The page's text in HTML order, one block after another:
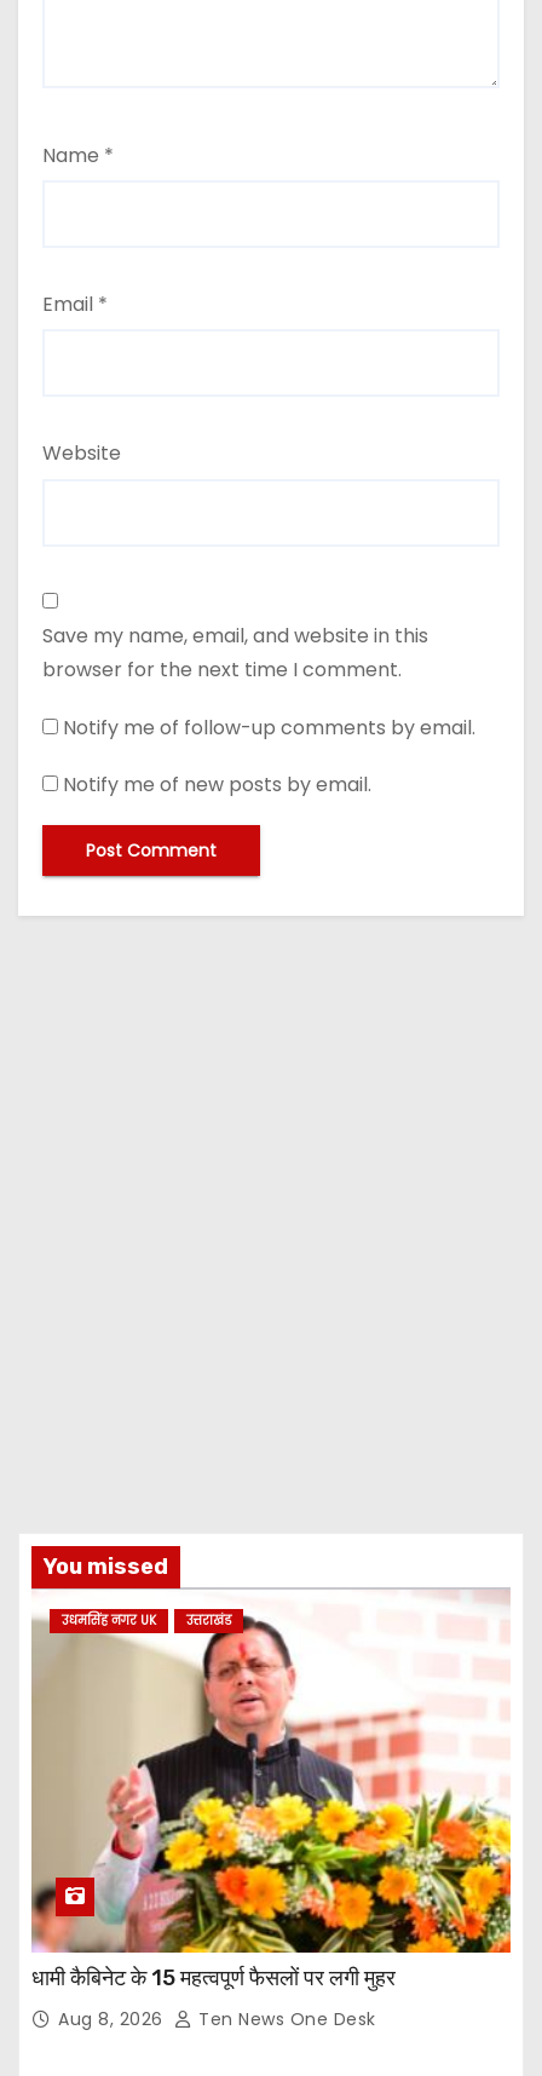
Name *
Email *
Website
Save my name, email, and website in this
browser for the next time I comment.
Notify me of follow-up comments by email.
Notify me of new posts by email.
You missed
उधमसिंह नगर UK उत्तराखंड
धामी कैबिनेट के 15 महत्वपूर्ण फैसलों पर लगी मुहर
Aug 8, 2026 Ten News One Desk